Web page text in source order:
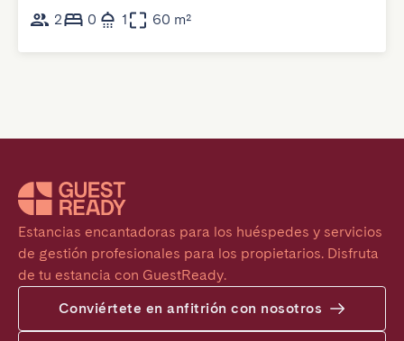
2
0 1 60 m²
Estancias encantadoras para los huéspedes y servicios
de gestión profesionales para los propietarios. Disfruta
de tu estancia con GuestReady.
Conviértete en anfitrión con nosotros